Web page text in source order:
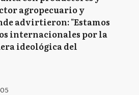
agropecuario y
advirtieron: "Estamos
internacionales por la
ideológica del